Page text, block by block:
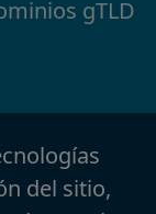
gTLD
del sitio,